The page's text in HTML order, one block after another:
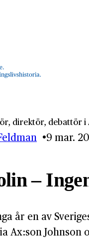
direktör, debattör i
9 mar.
–
år en av
Ax:son Johnson